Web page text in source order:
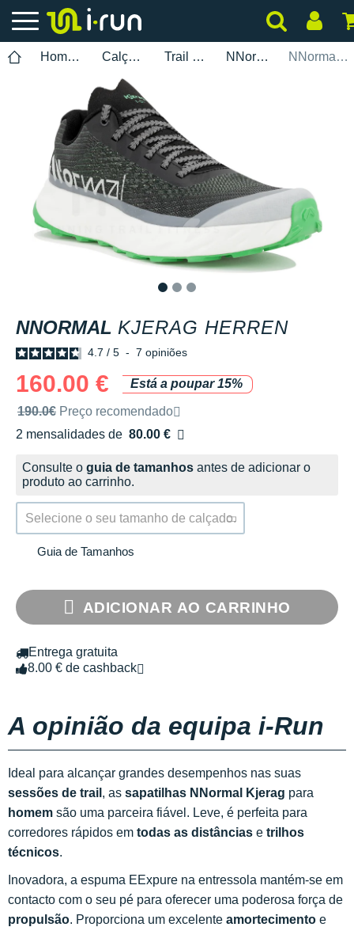
Homem Calçados Trail Running NNormal NNormal Kjerag Herren
NNORMAL KJERAG HERREN
4.7 / 5 - 7 opiniões
160.00 €
Está a poupar 15%
Preço de venda recomendado pela marca
190.0€ Preço recomendado
2 mensalidades de 80.00 €
sem custos
Consulte o guia de tamanhos antes de adicionar o
produto ao carrinho.
Selecione o seu tamanho de calçado.
Guia de Tamanhos
ADICIONAR AO CARRINHO
Entrega gratuita
8.00 € de cashback
A opinião da equipa i-Run
Ideal para alcançar grandes desempenhos nas suas
sessões de trail , as sapatilhas NNormal Kjerag para
homem são uma parceira fiável. Leve, é perfeita para
corredores rápidos em todas as distâncias e trilhos
técnicos.
Inovadora, a espuma EExpure na entressola mantém-se em
contacto com o seu pé para oferecer uma poderosa força de
propulsão. Proporciona um excelente amortecimento e